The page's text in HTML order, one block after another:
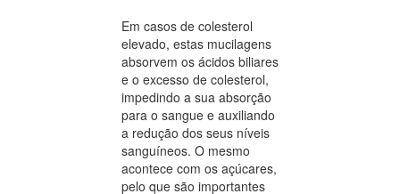
Em casos de colesterol
elevado, estas mucilagens
absorvem os ácidos biliares
e o excesso de colesterol,
impedindo a sua absorção
para o sangue e auxiliando
a redução dos seus níveis
sanguíneos. O mesmo
acontece com os açúcares,
pelo que são importantes